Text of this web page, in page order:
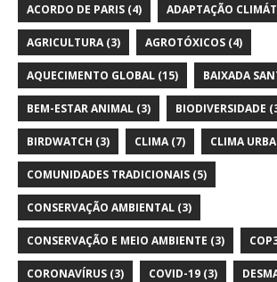
ACORDO DE PARIS (4) ADAPTAÇÃO
AGRICULTURA(3) AGROTÓXICOS (4)
AQUECIMENTO GLOBAL (15) BAIXADA
BEM-ESTAR ANIMAL (3) BIODIVERSIDADE
BIRDWATCH (3) CLIMA(7) CLIMA
COMUNIDADES TRADICIONAIS (5)
CONSERVAÇÃO AMBIENTAL (3)
CONSERVAÇÃO E MEIO AMBIENTE (3)
CORONAVÍRUS (3) COVID-19 (3)